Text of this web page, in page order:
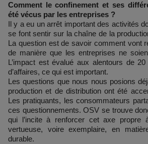
Comment le confinement et ses
été vécus par les entreprises ?
Il y a eu un arrêt important des activités
se font sentir sur la chaîne de la
La question est de savoir comment vont
de manière que les entreprises ne
L’impact est évalué aux alentours de
d’affaires, ce qui est important.
Les questions que nous nous posions
production et de distribution ont été
Les pratiquants, les consommateurs
ces questionnements. OSV se trouve
qui l’incite à renforcer cet axe propre
vertueuse, voire exemplaire, en
durable.